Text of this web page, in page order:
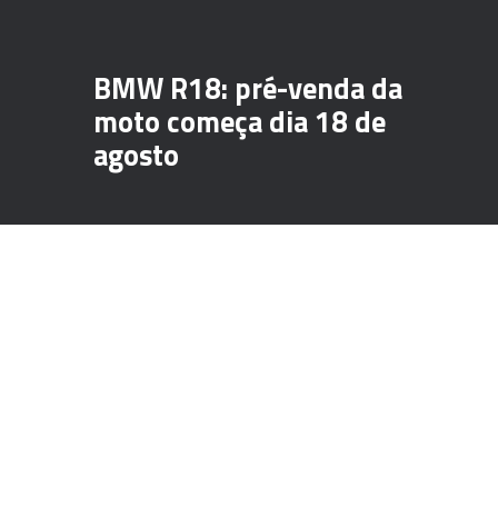
BMW R18: pré-venda da
moto começa dia 18 de
agosto